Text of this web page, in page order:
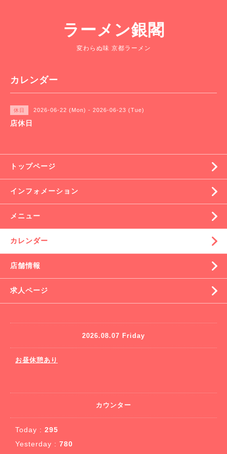
ラーメン銀閣
変わらぬ味 京都ラーメン
カレンダー
休日 2026-06-22 (Mon) - 2026-06-23 (Tue)
店休日
トップページ
インフォメーション
メニュー
カレンダー
店舗情報
求人ページ
2026.08.07 Friday
お昼休憩あり
カウンター
Today : 295
Yesterday : 780